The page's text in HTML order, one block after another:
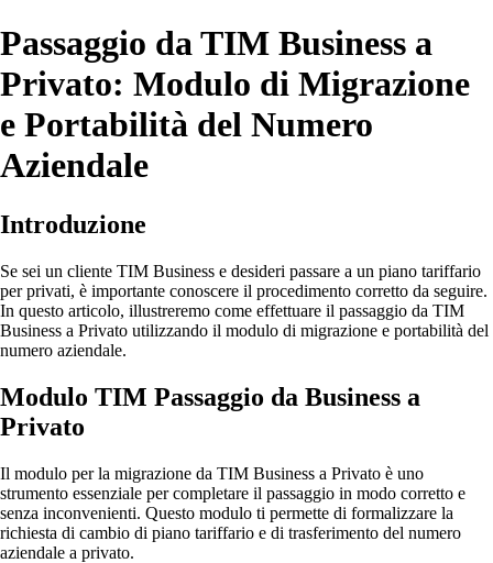
Passaggio da TIM Business a
Privato: Modulo di Migrazione
e Portabilità del Numero
Aziendale
Introduzione
Se sei un cliente TIM Business e desideri passare a un piano tariffario
per privati, è importante conoscere il procedimento corretto da seguire.
In questo articolo, illustreremo come effettuare il passaggio da TIM
Business a Privato utilizzando il modulo di migrazione e portabilità del
numero aziendale.
Modulo TIM Passaggio da Business a
Privato
Il modulo per la migrazione da TIM Business a Privato è uno
strumento essenziale per completare il passaggio in modo corretto e
senza inconvenienti. Questo modulo ti permette di formalizzare la
richiesta di cambio di piano tariffario e di trasferimento del numero
aziendale a privato.